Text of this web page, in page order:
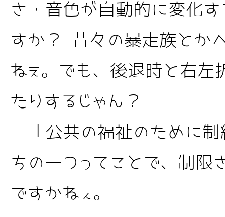
さ・音色が自動的に変化
すか？ 昔々の暴走族とか
ねぇ。でも、後退時と右左
たりするじゃん？
「公共の福祉のために制
ちの一つってことで、制限
ですかねぇ。